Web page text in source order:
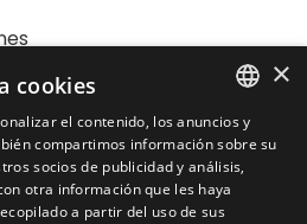
usuario
ENGLISH
SPANISH
×
cookies
el contenido, los anuncios y
compartimos información sobre su
socios de publicidad y análisis,
otra información que les haya
a partir del uso de sus